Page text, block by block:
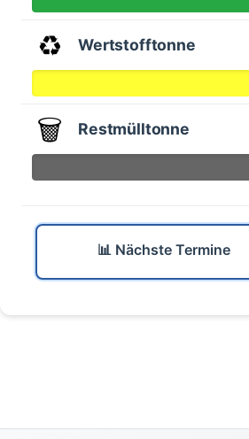
♻️ Wertstofftonne
🗑️ Restmülltonne
📊 Nächste Termine